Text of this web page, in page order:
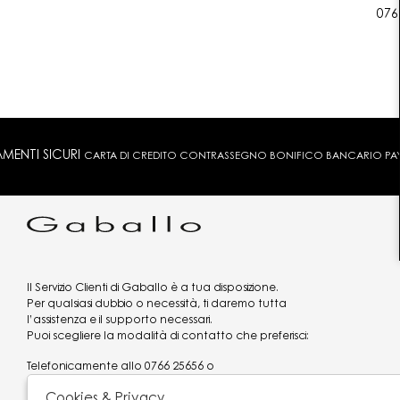
SICURI CARTA DI CREDITO CONTRASSEGNO BONIFICO BANCARIO
Il Servizio Clienti di Gaballo è a tua disposizione.
Per qualsiasi dubbio o necessità, ti daremo tutta
l’assistenza e il supporto necessari.
Puoi scegliere la modalità di contatto che preferisci:
Telefonicamente allo 0766 25656 o